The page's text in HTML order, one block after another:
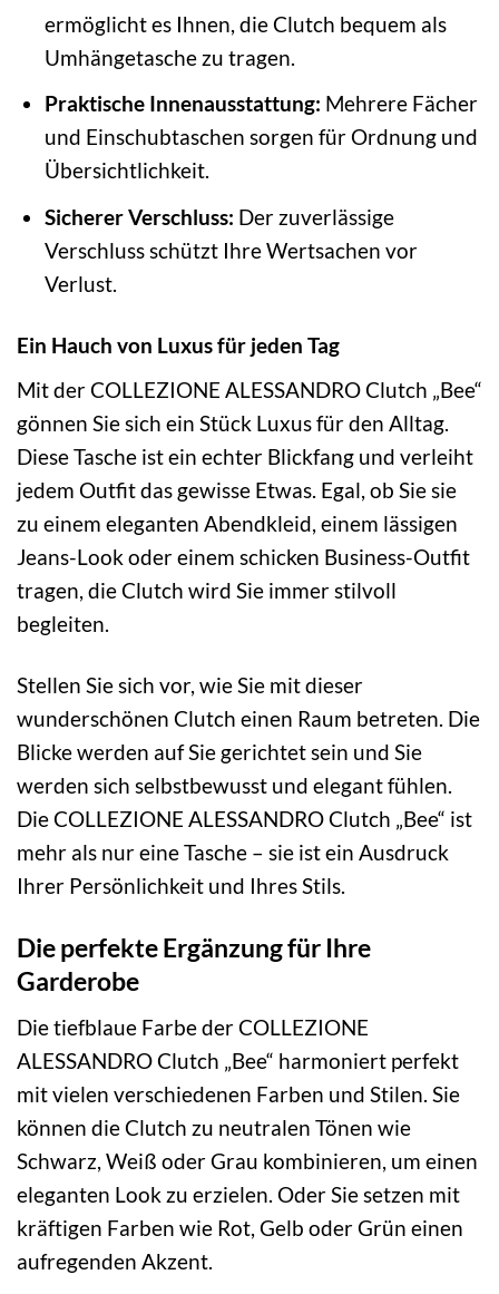
ermöglicht es Ihnen, die Clutch bequem als
Umhängetasche zu tragen.
Praktische Innenausstattung: Mehrere Fächer
und Einschubtaschen sorgen für Ordnung und
Übersichtlichkeit.
Sicherer Verschluss: Der zuverlässige
Verschluss schützt Ihre Wertsachen vor
Verlust.
Ein Hauch von Luxus für jeden Tag
Mit der COLLEZIONE ALESSANDRO Clutch „Bee“
gönnen Sie sich ein Stück Luxus für den Alltag.
Diese Tasche ist ein echter Blickfang und verleiht
jedem Outfit das gewisse Etwas. Egal, ob Sie sie
zu einem eleganten Abendkleid, einem lässigen
Jeans-Look oder einem schicken Business-Outfit
tragen, die Clutch wird Sie immer stilvoll
begleiten.
Stellen Sie sich vor, wie Sie mit dieser
wunderschönen Clutch einen Raum betreten. Die
Blicke werden auf Sie gerichtet sein und Sie
werden sich selbstbewusst und elegant fühlen.
Die COLLEZIONE ALESSANDRO Clutch „Bee“ ist
mehr als nur eine Tasche – sie ist ein Ausdruck
Ihrer Persönlichkeit und Ihres Stils.
Die perfekte Ergänzung für Ihre
Garderobe
Die tiefblaue Farbe der COLLEZIONE
ALESSANDRO Clutch „Bee“ harmoniert perfekt
mit vielen verschiedenen Farben und Stilen. Sie
können die Clutch zu neutralen Tönen wie
Schwarz, Weiß oder Grau kombinieren, um einen
eleganten Look zu erzielen. Oder Sie setzen mit
kräftigen Farben wie Rot, Gelb oder Grün einen
aufregenden Akzent.